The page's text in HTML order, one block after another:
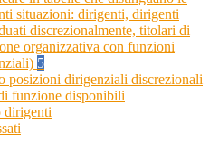
situazioni: dirigenti, dirigenti
discrezionalmente, titolari di
organizzativa con funzioni
5
posizioni dirigenziali discrezionali
funzione disponibili
dirigenti